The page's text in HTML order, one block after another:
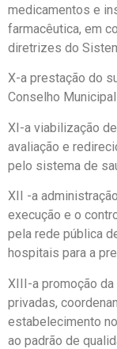
medicamentos e
farmacêutica, em
diretrizes do
X-a prestação do
Conselho
XI-a viabilização
avaliação e
pelo sistema de
XII -a
execução e o
pela rede pública
hospitais para a
XIII-a promoção
privadas,
estabelecimento
ao padrão de